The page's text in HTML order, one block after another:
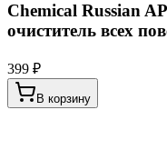
Chemical Russian
очиститель всех
399 ₽
В корзину